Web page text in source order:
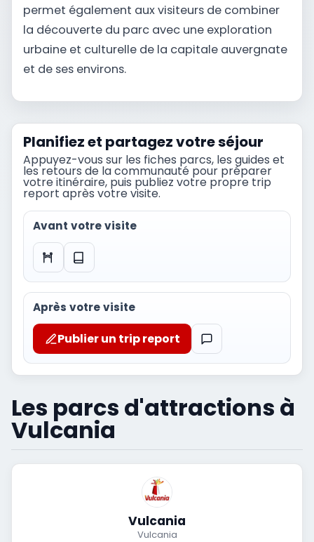
permet également aux visiteurs de combiner
la découverte du parc avec une exploration
urbaine et culturelle de la capitale auvergnate
et de ses environs.
Planifiez et partagez votre séjour
Appuyez-vous sur les fiches parcs, les guides et
les retours de la communauté pour préparer
votre itinéraire, puis publiez votre propre trip
report après votre visite.
Avant votre visite
Après votre visite
Publier un trip report
Les parcs d'attractions à
Vulcania
Vulcania
Vulcania